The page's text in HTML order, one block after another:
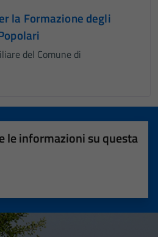
la Formazione degli
del Comune di
le informazioni su questa
stelle su 5
su 5
5